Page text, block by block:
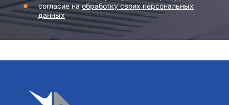
согласие наобработку своих персональных
данных